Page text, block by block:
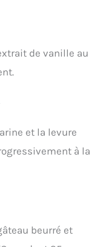
de vanille au
et la levure
à la
beurré et